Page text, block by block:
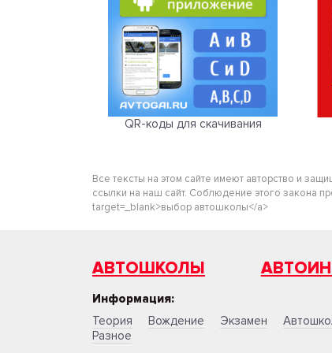
QR-коды для скачивания
Все тексты на этом сайте имеют авторство и
ссылки на наш сайт. Соблюдение этого закона
target=_blank>выбор автошколы</a>
АВТОШКОЛЫ
Информация:
Теория
Вождение Экзамен
Разное